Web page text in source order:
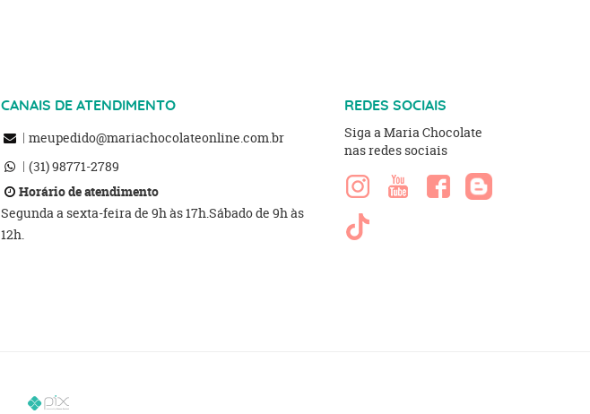
CANAIS DE ATENDIMENTO
meupedido@mariachocolateonline.com.br
(31)98771-2789
Horário de atendimento
Segunda a sexta-feira de 9h às 17h.Sábado de 9h às
12h.
REDES SOCIAIS
Siga a Maria Chocolate
nas redes sociais